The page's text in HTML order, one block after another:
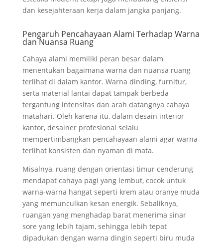
dan kesejahteraan kerja dalam jangka panjang.
Pengaruh Pencahayaan Alami Terhadap Warna
dan Nuansa Ruang
Cahaya alami memiliki peran besar dalam
menentukan bagaimana warna dan nuansa ruang
terlihat di dalam kantor. Warna dinding, furnitur,
serta material lantai dapat tampak berbeda
tergantung intensitas dan arah datangnya cahaya
matahari. Oleh karena itu, dalam desain interior
kantor, desainer profesional selalu
mempertimbangkan pencahayaan alami agar warna
terlihat konsisten dan nyaman di mata.
Misalnya, ruang dengan orientasi timur cenderung
mendapat cahaya pagi yang lembut, cocok untuk
warna-warna hangat seperti krem atau oranye muda
yang memunculkan kesan energik. Sebaliknya,
ruangan yang menghadap barat menerima sinar
sore yang lebih tajam, sehingga lebih tepat
dipadukan dengan warna dingin seperti biru muda